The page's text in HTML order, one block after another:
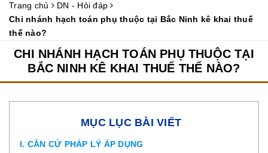
DỊCH VỤ PHÁP LÝ
DỊCH VỤ KẾ TOÁN - THUẾ XÚC TIẾN THƯƠNG MẠI
Trang chủ
DN - Hỏi đáp
Chi nhánh hạch toán phụ thuộc tại Bắc Ninh kê khai thuế
thế nào?
CHI NHÁNH HẠCH TOÁN PHỤ THUỘC TẠI
BẮC NINH KÊ KHAI THUẾ THẾ NÀO?
MỤC LỤC BÀI VIẾT
I. CĂN CỨ PHÁP LÝ ÁP DỤNG